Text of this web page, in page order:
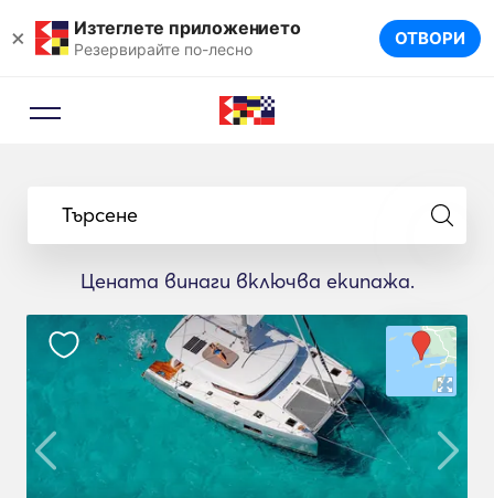
× Изтеглете приложението
Резервирайте по-лесно ОТВОРИ
Търсене
Цената винаги включва екипажа.